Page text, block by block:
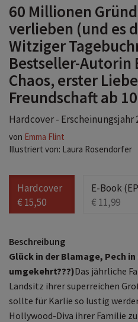
60 Millionen
verlieben (und es
Witziger
Bestseller-Autorin
Chaos, erster
Freundschaft ab
Hardcover - Erscheinungsjahr
von Emma Flint
Illustriert von: Laura Rosendorfer
Hardcover
€ 15,50
E-Book
€ 11,99
Beschreibung
Glück in der Blamage, Pech
umgekehrt???)Das jährliche
Landsitz ihrer superreichen
sollte für Karlie so lustig
Hollywood-Diva ihrer Familie